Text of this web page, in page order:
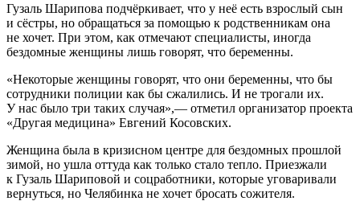
Гузаль Шарипова подчёркивает, что у неё есть взрослый сын
и сёстры, но обращаться за помощью к родственникам она
не хочет. При этом, как отмечают специалисты, иногда
бездомные женщины лишь говорят, что беременны.
«Некоторые женщины говорят, что они беременны, что бы
сотрудники полиции как бы сжалились. И не трогали их.
У нас было три таких случая»,— отметил организатор проекта
«Другая медицина» Евгений Косовских.
Женщина была в кризисном центре для бездомных прошлой
зимой, но ушла оттуда как только стало тепло. Приезжали
к Гузаль Шариповой и соцработники, которые уговаривали
вернуться, но Челябинка не хочет бросать сожителя.